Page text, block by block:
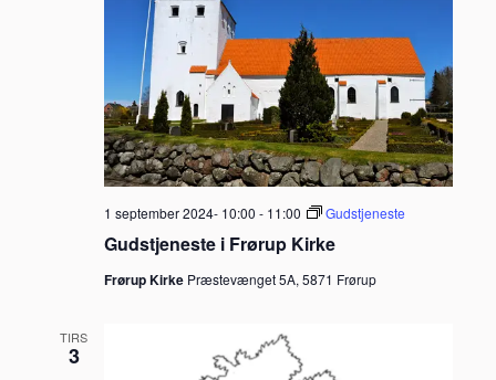
Gudstjeneste i Frørup Kirke
1 september 2024- 10:00 - 11:00 Gudstjeneste
Frørup Kirke Præstevænget 5A, 5871 Frørup
TIRS
3